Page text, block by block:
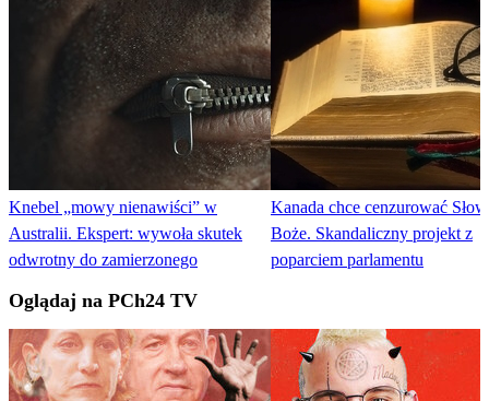
Knebel „mowy nienawiści” w
Australii. Ekspert: wywoła skutek
odwrotny do zamierzonego
Kanada chce cenzurować
Boże. Skandaliczny projekt z
poparciem parlamentu
Oglądaj na PCh24 TV